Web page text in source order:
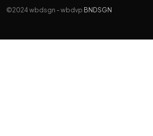
©2024 wbdsgn - wbdvp BNDSGN